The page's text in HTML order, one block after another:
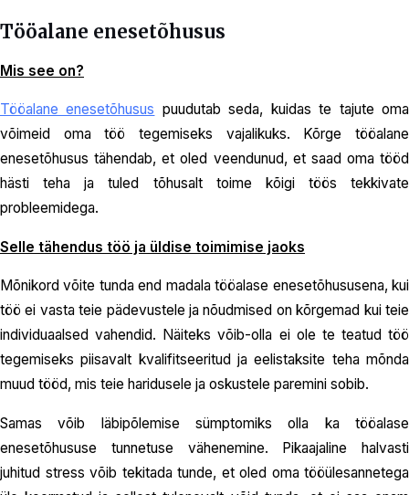
Tööalane enesetõhusus
Mis see on?
Tööalane enesetõhusus puudutab seda, kuidas te tajute oma
võimeid oma töö tegemiseks vajalikuks. Kõrge tööalane
enesetõhusus tähendab, et oled veendunud, et saad oma tööd
hästi teha ja tuled tõhusalt toime kõigi töös tekkivate
probleemidega.
Selle tähendus töö ja üldise toimimise jaoks
Mõnikord võite tunda end madala tööalase enesetõhususena, kui
töö ei vasta teie pädevustele ja nõudmised on kõrgemad kui teie
individuaalsed vahendid. Näiteks võib-olla ei ole te teatud töö
tegemiseks piisavalt kvalifitseeritud ja eelistaksite teha mõnda
muud tööd, mis teie haridusele ja oskustele paremini sobib.
Samas võib läbipõlemise sümptomiks olla ka tööalase
enesetõhususe tunnetuse vähenemine. Pikaajaline halvasti
juhitud stress võib tekitada tunde, et oled oma tööülesannetega